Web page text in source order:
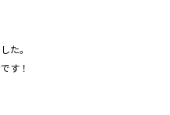
た。
す！